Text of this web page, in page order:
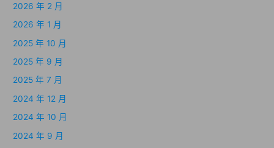
2026 年 2 月
2026 年 1 月
2025 年 10 月
2025 年 9 月
2025 年 7 月
2024 年 12 月
2024 年 10 月
2024 年 9 月